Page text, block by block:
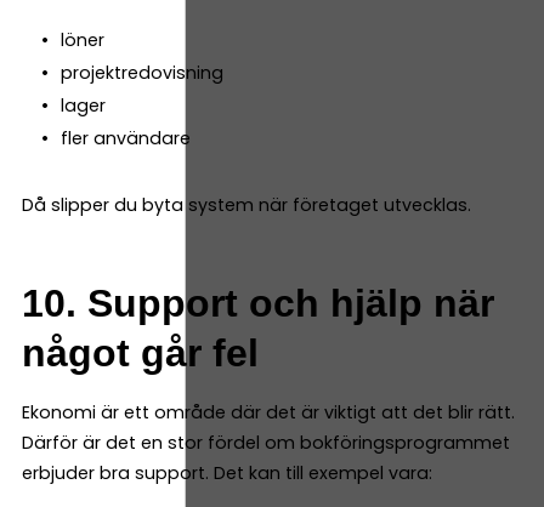
löner
projektredovisning
lager
fler användare
Då slipper du byta system när företaget utvecklas.
10. Support och hjälp när
något går fel
Ekonomi är ett område där det är viktigt att det blir rätt.
Därför är det en stor fördel om bokföringsprogrammet
erbjuder bra support. Det kan till exempel vara: